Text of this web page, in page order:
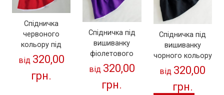
Спідничка
червоного
кольору під
вишиванку
від 320,00
грн.
Спідничка під
вишиванку
фіолетового
кольору на
резиночці
від 320,00
грн.
Спідничка під
вишиванку
чорного кольору
на резиночці
від 320,00
грн.